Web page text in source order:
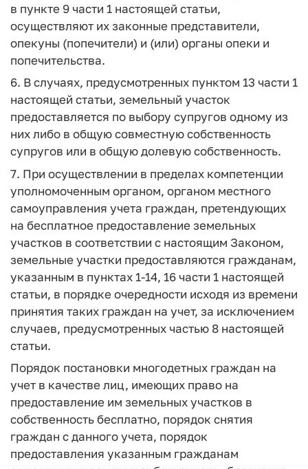
в пункте 9 части 1 настоящей статьи,
осуществляют их законные представители,
опекуны (попечители) и (или) органы опеки и
попечительства.
6. В случаях, предусмотренных пунктом 13 части 1
настоящей статьи, земельный участок
предоставляется по выбору супругов одному из
них либо в общую совместную собственность
супругов или в общую долевую собственность.
7. При осуществлении в пределах компетенции
уполномоченным органом, органом местного
самоуправления учета граждан, претендующих
на бесплатное предоставление земельных
участков в соответствии с настоящим Законом,
земельные участки предоставляются гражданам,
указанным в пунктах 1-14, 16 части 1 настоящей
статьи, в порядке очередности исходя из времени
принятия таких граждан на учет, за исключением
случаев, предусмотренных частью 8 настоящей
статьи.
Порядок постановки многодетных граждан на
учет в качестве лиц, имеющих право на
предоставление им земельных участков в
собственность бесплатно, порядок снятия
граждан с данного учета, порядок
предоставления указанным гражданам